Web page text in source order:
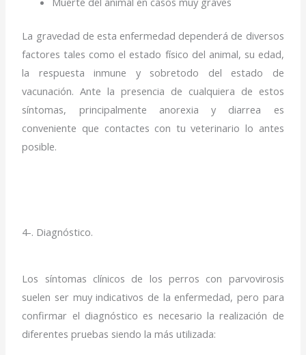
La gravedad de esta enfermedad dependerá de diversos
factores tales como el estado físico del animal, su edad,
la respuesta inmune y sobretodo del estado de
vacunación. Ante la presencia de cualquiera de estos
síntomas, principalmente anorexia y diarrea es
conveniente que contactes con tu veterinario lo antes
posible.
4-. Diagnóstico.
Los síntomas clínicos de los perros con parvovirosis
suelen ser muy indicativos de la enfermedad, pero para
confirmar el diagnóstico es necesario la realización de
diferentes pruebas siendo la más utilizada: